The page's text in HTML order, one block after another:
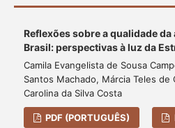
Reflexões sobre a qualidade
Brasil: perspectivas à luz da
Camila Evangelista de Sousa
Santos Machado, Márcia Teles de
Carolina da Silva Costa
PDF (PORTUGUÊS)